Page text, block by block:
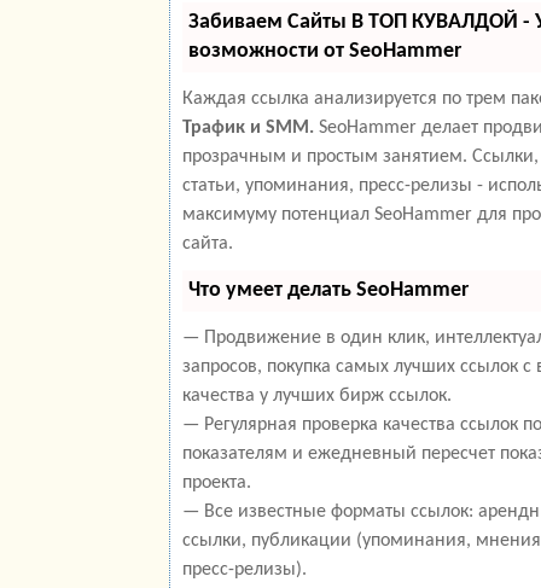
Забиваем Сайты В ТОП КУВАЛДОЙ -
возможности от SeoHammer
Каждая ссылка анализируется по трем
Трафик и SMM. SeoHammer делает
прозрачным и простым занятием.
статьи, упоминания, пресс-релизы -
максимуму потенциал SeoHammer для
сайта.
Что умеет делать SeoHammer
— Продвижение в один клик,
запросов, покупка самых лучших ссылок с
качества у лучших бирж ссылок.
— Регулярная проверка качества ссылок
показателям и ежедневный пересчет
проекта.
— Все известные форматы ссылок:
ссылки, публикации (упоминания,
пресс-релизы).